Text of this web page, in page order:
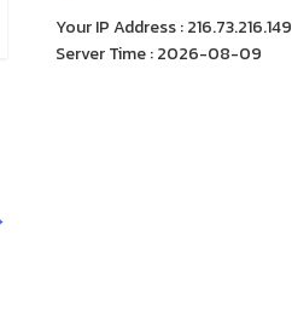
Your IP Address : 216.73.216.149
Server Time : 2026-08-09